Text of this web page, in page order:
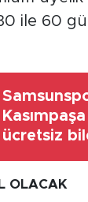
ile 60
ücretsiz
OLACAK